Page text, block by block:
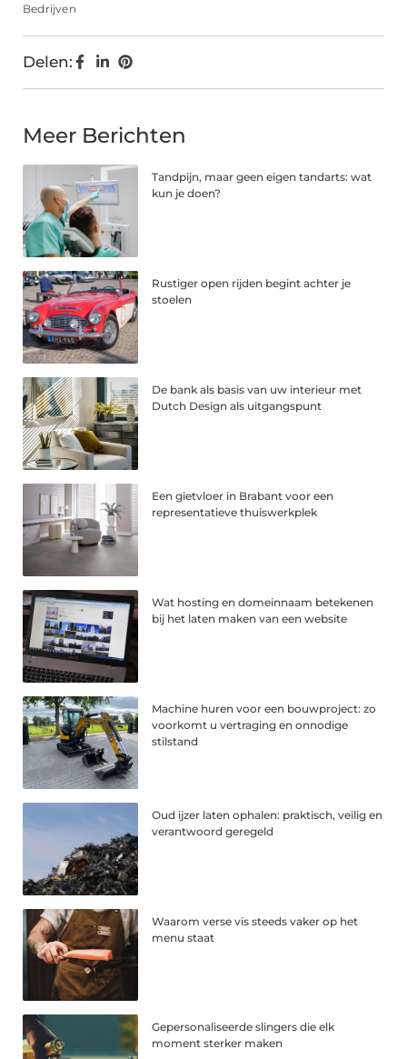
Bedrijven
Delen:
Meer Berichten
Tandpijn, maar geen eigen tandarts: wat
kun je doen?
Rustiger open rijden begint achter je
stoelen
De bank als basis van uw interieur met
Dutch Design als uitgangspunt
Een gietvloer in Brabant voor een
representatieve thuiswerkplek
Wat hosting en domeinnaam betekenen
bij het laten maken van een website
Machine huren voor een bouwproject: zo
voorkomt u vertraging en onnodige
stilstand
Oud ijzer laten ophalen: praktisch, veilig en
verantwoord geregeld
Waarom verse vis steeds vaker op het
menu staat
Gepersonaliseerde slingers die elk
moment sterker maken